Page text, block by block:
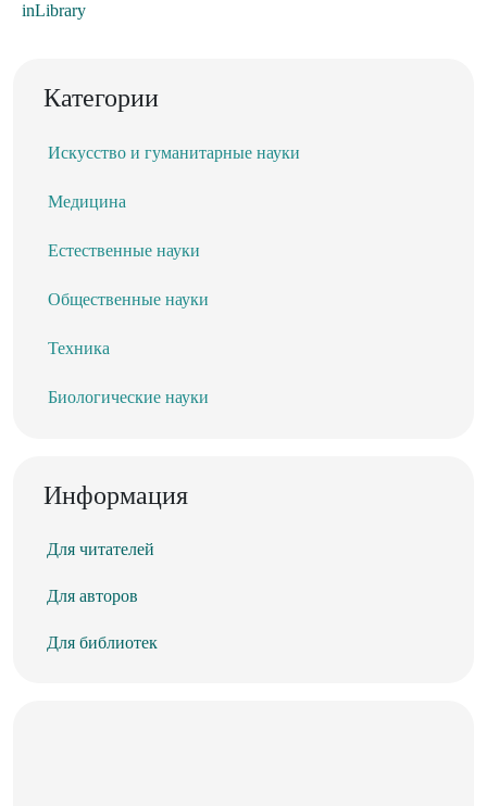
inLibrary
Категории
Искусство и гуманитарные науки
Медицина
Естественные науки
Общественные науки
Техника
Биологические науки
Информация
Для читателей
Для авторов
Для библиотек